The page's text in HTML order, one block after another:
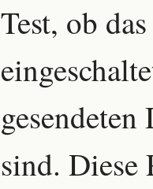
Test, ob
sind. Diese